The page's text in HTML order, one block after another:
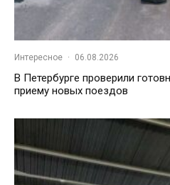
Интересное · 06.08.2026
В Петербурге проверили
приему новых поездов